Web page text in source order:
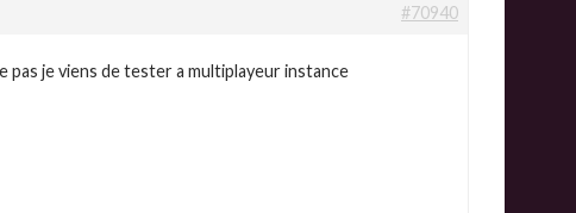
#70940
pas je viens de tester a multiplayeur instance